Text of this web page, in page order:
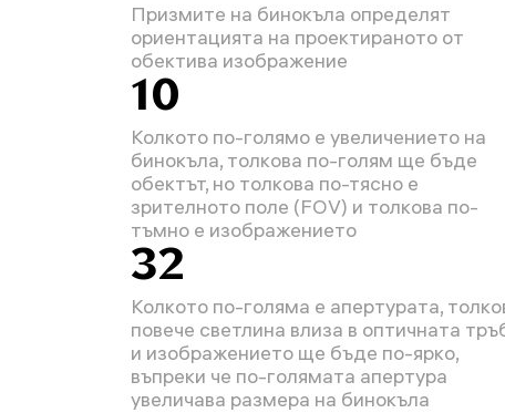
Призмите на бинокъла определят
ориентацията на проектираното от
обектива изображение
10
Колкото по-голямо е увеличението на
бинокъла, толкова по-голям ще бъде
обектът, но толкова по-тясно е
зрителното поле (FOV) и толкова по-
тъмно е изображението
32
Колкото по-голяма е апертурата,
повече светлина влиза в оптичната
и изображението ще бъде по-ярко,
въпреки че по-голямата апертура
увеличава размера на бинокъла